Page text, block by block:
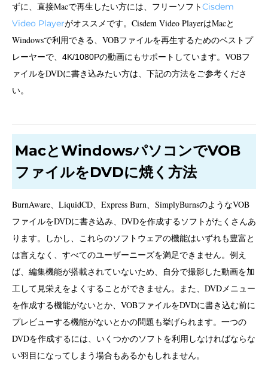
ずに、直接Macで再生したい方には、フリーソフトCisdem
Video Playerがオススメです。Cisdem Video PlayerはMacと
Windowsで利用できる、VOBファイルを再生するためのベストプ
レーヤーで、 4K/1080Pの動画にもサポートしています。VOBフ
ァイルをDVDに書き込みたい方は、下記の方法をご参考くださ
い。
MacとWindowsパソコンでVOB
ファイルをDVDに焼く方法
BurnAware、LiquidCD、Express Burn、SimplyBurnsのようなVOB
ファイルをDVDに書き込み、DVDを作成するソフトがたくさんあ
ります。しかし、これらのソフトウェアの機能はいずれも豊富と
は言えなく、すべてのユーザーニーズを満足できません。例え
ば、編集機能が搭載されていないため、自分で撮影した動画を加
工して見栄えをよくすることができません。また、DVDメニュー
を作成する機能がないとか、VOBファイルをDVDに書き込む前に
プレビューする機能がないとかの問題も挙げられます。一つの
DVDを作成するには、いくつかのソフトを利用しなければならな
い羽目になってしまう場合もあるかもしれません。